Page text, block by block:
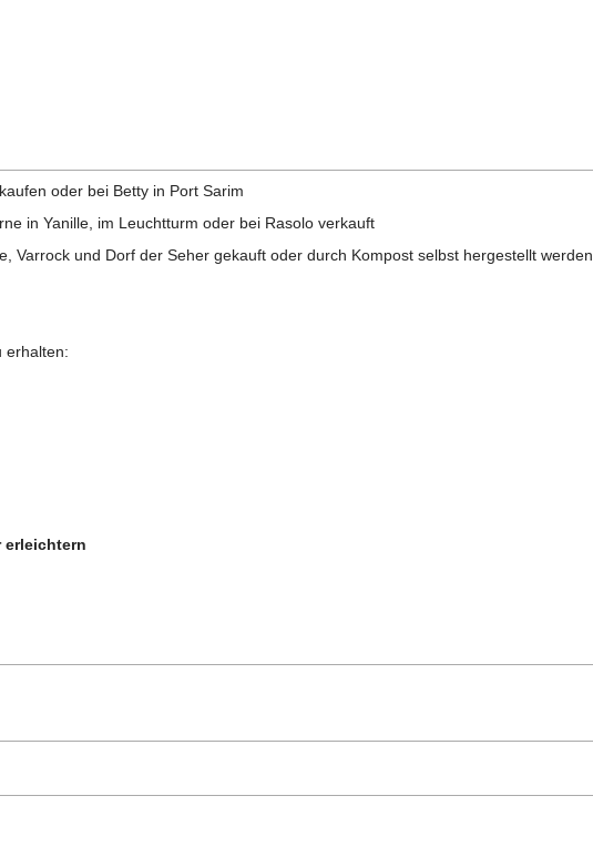
oder bei Betty in Port Sarim
in Yanille, im Leuchtturm oder bei Rasolo verkauft
Varrock und Dorf der Seher gekauft oder durch Kompost selbst hergestellt werden
erhalten:
erleichtern